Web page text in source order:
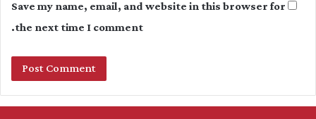
Save my name, email, and website in this browser for
the next time I comment.